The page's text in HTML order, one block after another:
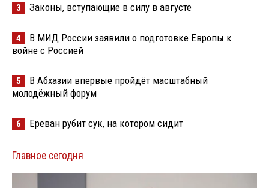
3 Законы, вступающие в силу в августе
4
В МИД России заявили о подготовке Европы к
войне с Россией
5
В Абхазии впервые пройдёт масштабный
молодёжный форум
6 Ереван рубит сук, на котором сидит
Главное сегодня